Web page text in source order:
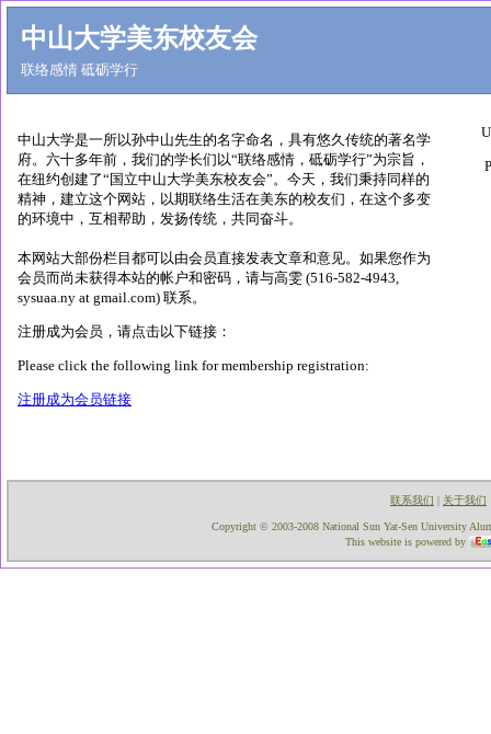
中山大学美东校友会
联络感情 砥砺学行
中山大学是一所以孙中山先生的名字命名，具有悠久传统的著名学
府。六十多年前，我们的学长们以“联络感情，砥砺学行”为宗旨，
在纽约创建了“国立中山大学美东校友会”。今天，我们秉持同样的
精神，建立这个网站，以期联络生活在美东的校友们，在这个多变
的环境中，互相帮助，发扬传统，共同奋斗。
本网站大部份栏目都可以由会员直接发表文章和意见。如果您作为
会员而尚未获得本站的帐户和密码，请与高雯 (516-582-4943,
sysuaa.ny at gmail.com) 联系。
注册成为会员，请点击以下链接：
Please click the following link for membership registration:
注册成为会员链接
联系我们 | 关于我们
Copyright © 2003-2008 National Sun Yat-Sen University
This website is powered by